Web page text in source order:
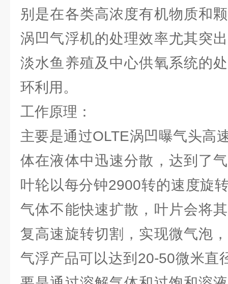
别是在各类高浓度有机物质和
涡凹气浮机的处理效率尤其突
淡水鱼养殖及中心供氧系统的
环利用。
工作原理：
主要是通过OLTE涡凹曝气头高
体在液体中迅速分散，达到了
叶轮以每分钟2900转的速度旋
气体不能快速扩散，叶片会将
复高速旋转切割，实现微气泡
气浮产品可以达到20-50微米直